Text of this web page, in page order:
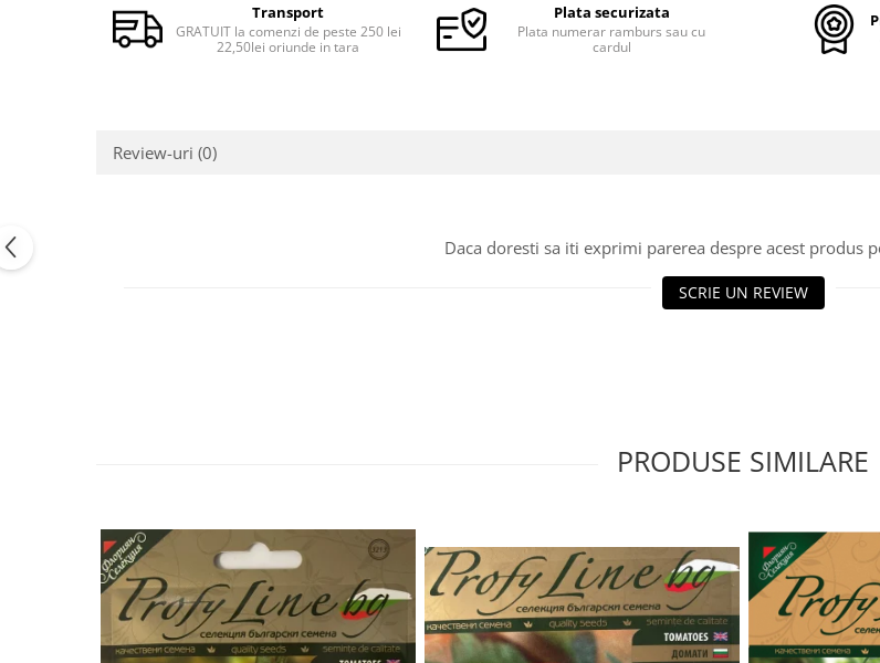
Semințe de Sfeclă
Semințe de Spanac
Semințe de Țelină
Transport
GRATUIT la comenzi de peste 250 lei
22,50lei oriunde in tara
Plata securizata
Plata numerar ramburs sau cu
cardul
Review-uri (0)
Daca doresti sa iti exprimi parerea despre acest produs
SCRIE UN REVIEW
PRODUSE SIMILARE